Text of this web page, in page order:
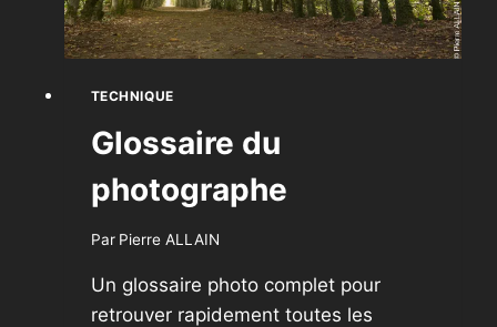
TECHNIQUE
Glossaire du
photographe
Par Pierre ALLAIN
Un glossaire photo complet pour
retrouver rapidement toutes les